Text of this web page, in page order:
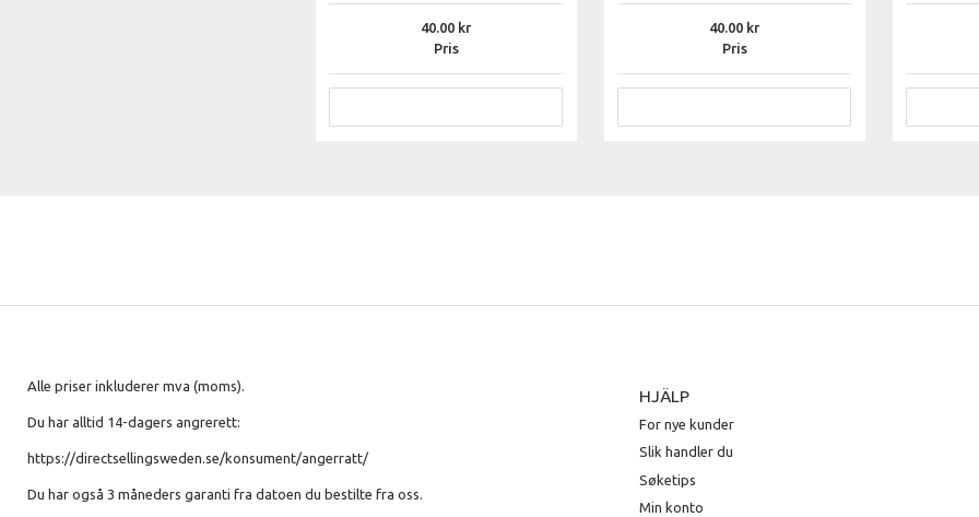
Pris
40.00
Pris
40.00
Alle priser inkluderer mva (moms).
Du har alltid 14-dagers angrerett:
https://directsellingsweden.se/konsument/angerratt/
Du har også 3 måneders garanti fra datoen du bestilte fra oss.
HJÄLP
For nye kunder
Slik handler du
Søketips
Min konto